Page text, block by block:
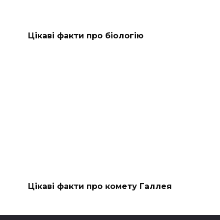
Цікаві факти про біологію
Цікаві факти про комету Галлея